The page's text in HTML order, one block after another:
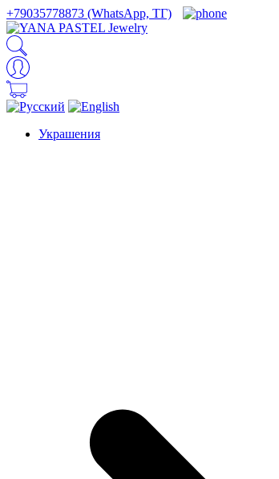
+79035778873 (WhatsApp, ТГ)
Украшения